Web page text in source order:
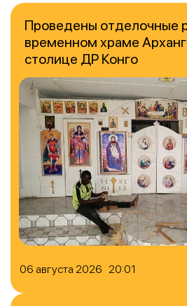
06 августа 2026 20:01
Проведены отделочные
временном храме
столице ДР Конго